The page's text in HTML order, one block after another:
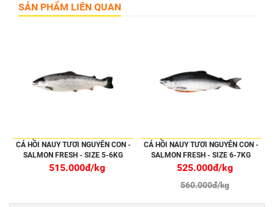
SẢN PHẨM LIÊN QUAN
CÁ HỒI NAUY TƯƠI NGUYÊN CON -
SALMON FRESH - SIZE 5-6KG
515.000đ/kg
CÁ HỒI NAUY TƯƠI NGUYÊN CON -
SALMON FRESH - SIZE 6-7KG
525.000đ/kg
560.000đ/kg